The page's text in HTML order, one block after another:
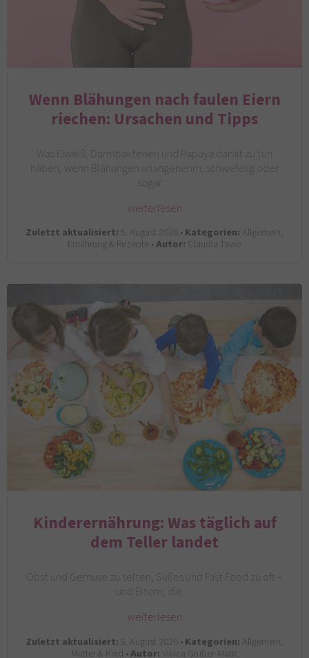
Wenn Blähungen nach faulen Eiern
riechen: Ursachen und Tipps
Was Eiweiß, Darmbakterien und Papaya damit zu tun
haben, wenn Blähungen unangenehm, schwefelig oder
sogar…
weiterlesen
Zuletzt aktualisiert: 5. August 2026 •Kategorien: Allgemein,
Ernährung & Rezepte •Autor: Claudia Tawo
Kinderernährung: Was täglich auf
dem Teller landet
Obst und Gemüse zu selten, Süßes und Fast Food zu oft –
und Eltern, die…
weiterlesen
Zuletzt aktualisiert: 5. August 2026 •Kategorien: Allgemein,
Mutter & Kind •Autor:Vikica Gruber-Matic